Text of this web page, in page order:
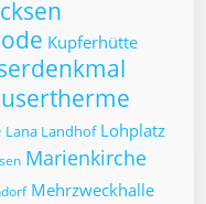
Kupferhütte
Lana Landhof Lohplatz
Marienkirche
Mehrzweckhalle